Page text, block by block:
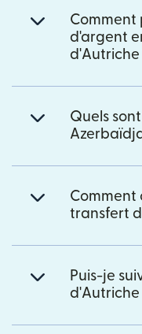
Comment
d'argent
d'Autriche
Quels
Comment
transfert
Puis-je
d'Autriche